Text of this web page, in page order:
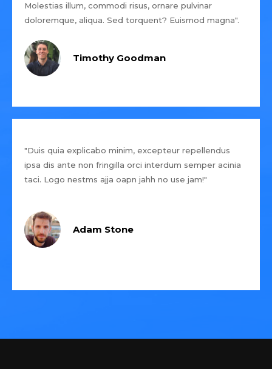
Molestias illum, commodi risus, ornare pulvinar
doloremque, aliqua. Sed torquent? Euismod magna".
Timothy Goodman
"Duis quia explicabo minim, excepteur repellendus
ipsa dis ante non fringilla orci interdum semper acinia
taci. Logo nestms ajja oapn jahh no use jam!"
Adam Stone